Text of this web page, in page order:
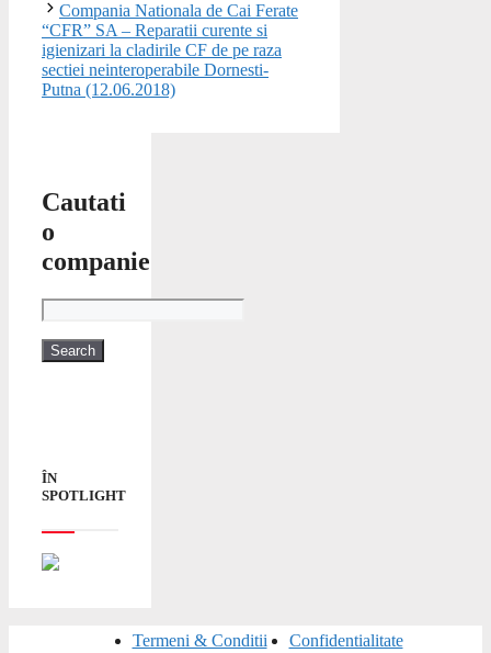
Compania Nationala de Cai Ferate
“CFR” SA – Reparatii curente si
igienizari la cladirile CF de pe raza
sectiei neinteroperabile Dornesti-
Putna (12.06.2018)
Cautati
o
companie
ÎN
SPOTLIGHT
Termeni & Conditii Confidentialitate